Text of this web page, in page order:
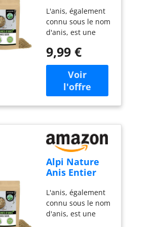
Vert en
Graines
Entières pour
Thé et Cuisine
L'anis, également
connu sous le nom
d'anis, est une
connue pour sa
saveur unique et
sucrée de réglisse
qui en fait une
épice précieuse
dans diverses
essentiel dans de
nombreuses
recettes
classiques.
multiple: L'anis, un
ingrédient clé en
pâtisserie, est
9,99 €
Alpi Nature
Anis Entier
en Graines
Entières pour
Thé et Cuisine
L'anis, également
connu sous le nom
d'anis, est une